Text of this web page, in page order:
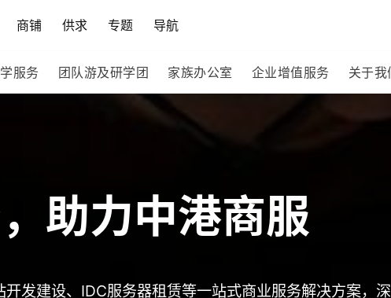
商铺 供求 专题 导航
服务 团队游及研学团 家族办公室 企业增值服务 关于我
助力中港商服
发建设、IDC服务器租赁等一站式商业服务解决方案，